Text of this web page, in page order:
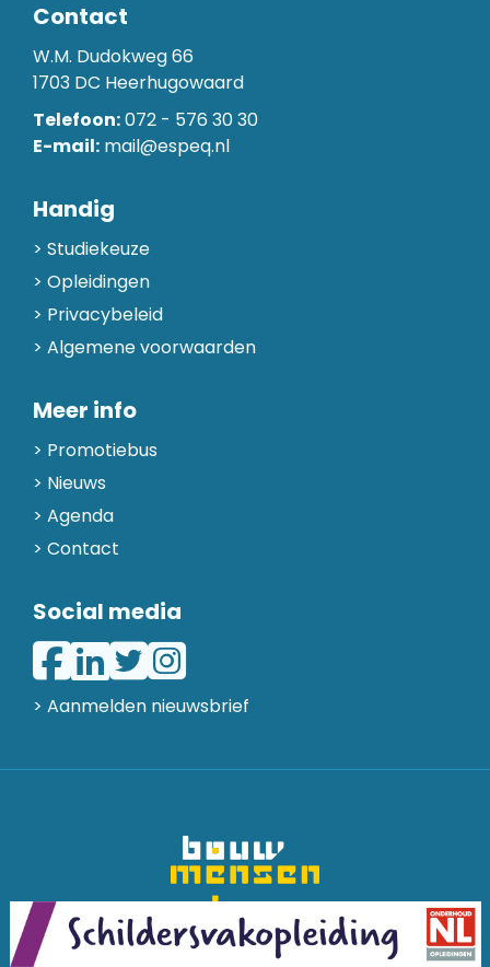
Contact
W.M. Dudokweg 66
1703 DC Heerhugowaard
Telefoon:072 - 576 30 30
E-mail: mail@espeq.nl
Handig
Studiekeuze
Opleidingen
Privacybeleid
Algemene voorwaarden
Meer info
Promotiebus
Nieuws
Agenda
Contact
Social media
> Aanmelden nieuwsbrief